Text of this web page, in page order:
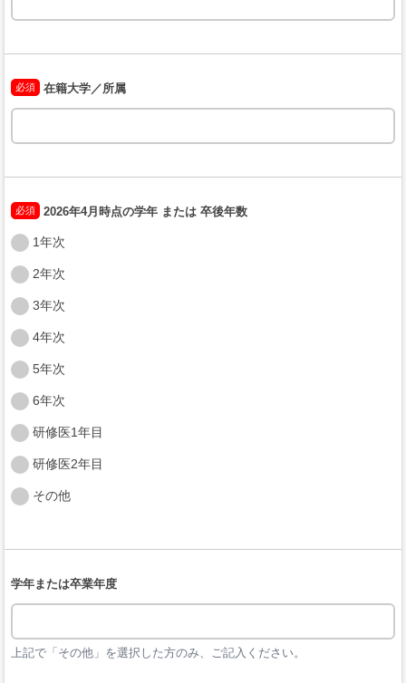
必須 在籍大学／所属
必須 2026年4月時点の学年 または 卒後年数
1年次
2年次
3年次
4年次
5年次
6年次
研修医1年目
研修医2年目
その他
学年または卒業年度
上記で「その他」を選択した方のみ、ご記入ください。